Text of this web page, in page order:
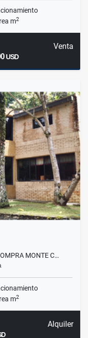
m2
Venta
USD
MONTE C…
m2
Alquiler